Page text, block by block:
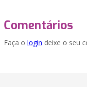
Comentários
Faça o login deixe o seu